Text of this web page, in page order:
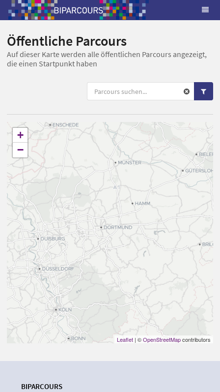
Öffentliche Parcours
Auf dieser Karte werden alle öffentlichen Parcours angezeigt,
die einen Startpunkt haben
+
−
Leaflet | ©OpenStreetMapcontributors
BIPARCOURS